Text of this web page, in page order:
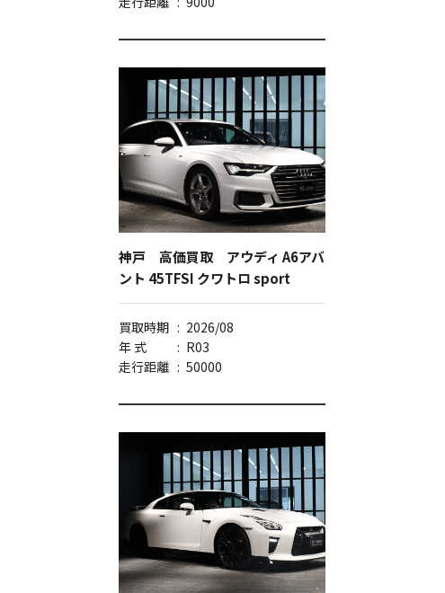
神戸 高価買取 アウディ A6アバ
ント 45TFSI クワトロ sport
買取時期 : 2026/08
年 式
: R03
走行距離 : 50000